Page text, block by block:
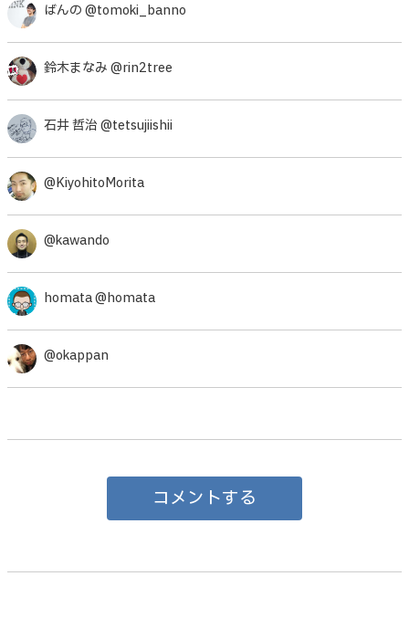
ばんの @tomoki_banno
鈴木まなみ @rin2tree
石井 哲治 @tetsujiishii
@KiyohitoMorita
@kawando
homata @homata
@okappan
コメントする